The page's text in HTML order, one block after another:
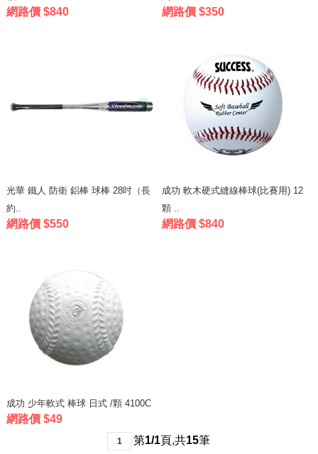
網路價 $840 網路價 $350
光華 鐵人 防衛 鋁棒 球棒 28吋（長
約..
網路價 $550
成功 軟木硬式縫線棒球(比賽用) 12
顆 ..
網路價 $840
成功 少年軟式 棒球 日式 /顆 4100C
網路價 $49
1 第1/1頁,共15筆